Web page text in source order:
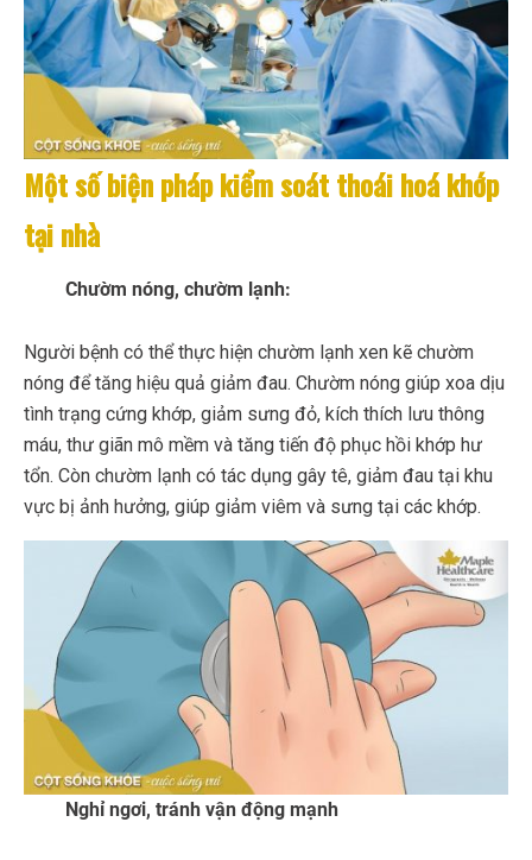
Một số biện pháp kiểm soát thoái hoá khớp
tại nhà
Chườm nóng, chườm lạnh:
Người bệnh có thể thực hiện chườm lạnh xen kẽ chườm
nóng để tăng hiệu quả giảm đau. Chườm nóng giúp xoa dịu
tình trạng cứng khớp, giảm sưng đỏ, kích thích lưu thông
máu, thư giãn mô mềm và tăng tiến độ phục hồi khớp hư
tổn. Còn chườm lạnh có tác dụng gây tê, giảm đau tại khu
vực bị ảnh hưởng, giúp giảm viêm và sưng tại các khớp.
Nghỉ ngơi, tránh vận động mạnh